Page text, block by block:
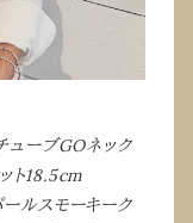
ューブGOネック
ト18.5cm
ルスモーキーク